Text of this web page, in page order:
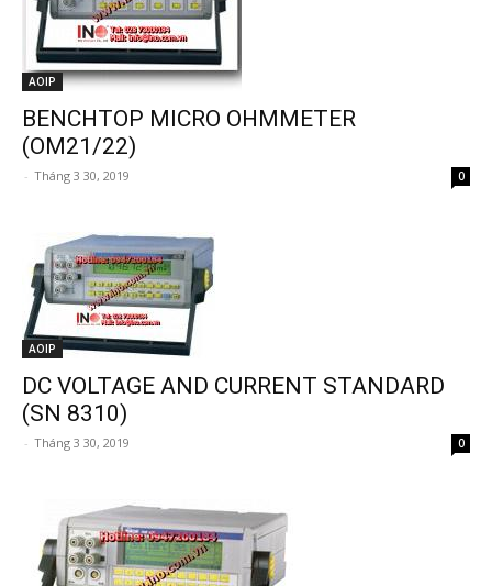
AOIP
BENCHTOP MICRO OHMMETER
(OM21/22)
- Tháng 3 30, 2019 0
AOIP
DC VOLTAGE AND CURRENT STANDARD
(SN 8310)
- Tháng 3 30, 2019 0